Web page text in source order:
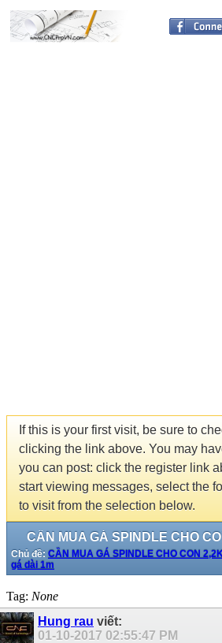
If this is your first visit, be sure to
clicking the link above. You may
you can post: click the register link
start viewing messages, select the
to visit from the selection below.
Chủ đề: CẦN MUA GÁ SPINDLE CHO CON
gá dài 1m
Tag: None
Hung rau viết:
01-10-2017 02:55:47 PM